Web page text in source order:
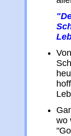
wo